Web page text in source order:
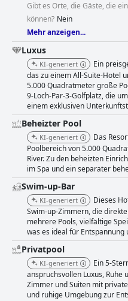
Gibt es Orte, die Gäste, die
können? Nein
Mehr anzeigen...
Luxus
KI-generiert
Ein
das zu einem All-Suite-Hotel
5.000 Quadratmeter große
9-Loch-Par-3-Golfplatz, die
einem exklusiven
Beheizter Pool
KI-generiert
Das
Poolbereich von 5.000
River. Zu den beheizten
im Spa und ein separater
Swim-up-Bar
KI-generiert
Dieses
Swim-up-Zimmern, die
mehrere Pools, vielfältige
was es ideal für
Privatpool
KI-generiert
Ein 5-
anspruchsvollen Luxus, Ruhe
Zimmer und Suiten mit
und ruhige Umgebung zur